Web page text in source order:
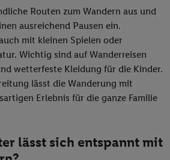
Routen zum Wandern aus und
ausreichend Pausen ein.
mit kleinen Spielen oder
Wichtig sind auf Wanderreisen
wetterfeste Kleidung für die Kinder.
lässt die Wanderung mit
Erlebnis für die ganze Familie
lässt sich entspannt mit